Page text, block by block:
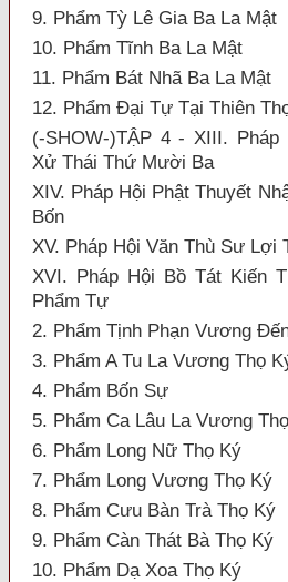
9. Phẩm Tỳ Lê Gia Ba La Mật
10. Phẩm Tĩnh Ba La Mật
11. Phẩm Bát Nhã Ba La Mật
12. Phẩm Đại Tự Tại Thiên
(-SHOW-)TẬP 4 - XIII. Pháp
Xử Thái Thứ Mười Ba
XIV. Pháp Hội Phật Thuyết
Bốn
XV. Pháp Hội Văn Thù Sư Lợi
XVI. Pháp Hội Bồ Tát Kiến
Phẩm Tự
2. Phẩm Tịnh Phạn Vương
3. Phẩm A Tu La Vương Thọ
4. Phẩm Bốn Sự
5. Phẩm Ca Lâu La Vương
6. Phẩm Long Nữ Thọ Ký
7. Phẩm Long Vương Thọ Ký
8. Phẩm Cưu Bàn Trà Thọ Ký
9. Phẩm Càn Thát Bà Thọ Ký
10. Phẩm Dạ Xoa Thọ Ký